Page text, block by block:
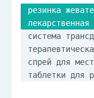
резинка
лекарственная
система
спрей для
таблетки для